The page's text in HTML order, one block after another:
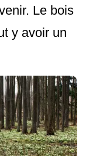
Le bois
y avoir un